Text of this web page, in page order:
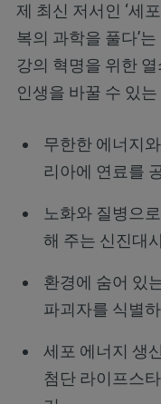
제 최신 저서인 ‘세
복의 과학을 풀다’
강의 혁명을 위한
인생을 바꿀 수 있
무한한 에너지
리아에 연료를
노화와 질병으
해 주는 신진대
환경에 숨어 있
파괴자를 식별
세포 에너지 생
첨단 라이프스